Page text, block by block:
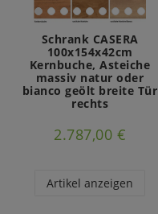
Schrank CASERA
100x154x42cm
Kernbuche, Asteiche
massiv natur oder
bianco geölt breite Tür
rechts
2.787,00 €
Artikel anzeigen